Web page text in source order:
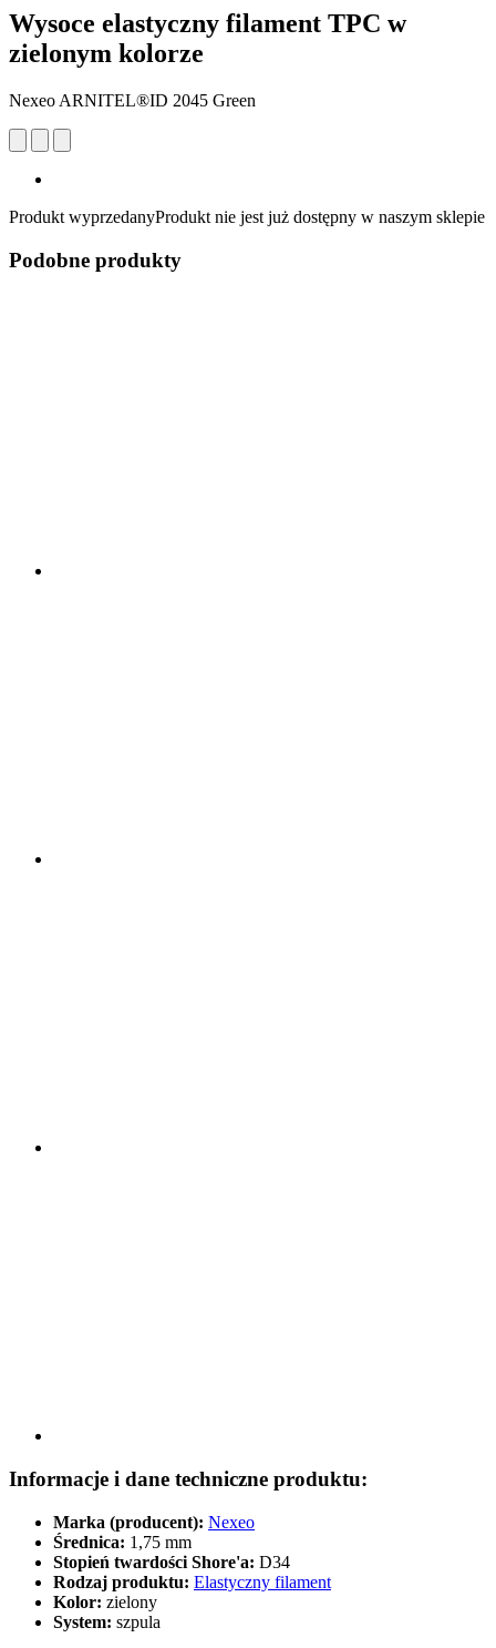
Wysoce elastyczny filament TPC w
zielonym kolorze
Nexeo ARNITEL®ID 2045 Green
Produkt wyprzedanyProdukt nie jest już dostępny w naszym sklepie
Podobne produkty
Informacje i dane techniczne produktu:
Marka (producent): Nexeo
Średnica: 1,75 mm
Stopień twardości Shore'a: D34
Rodzaj produktu: Elastyczny filament
Kolor: zielony
System: szpula